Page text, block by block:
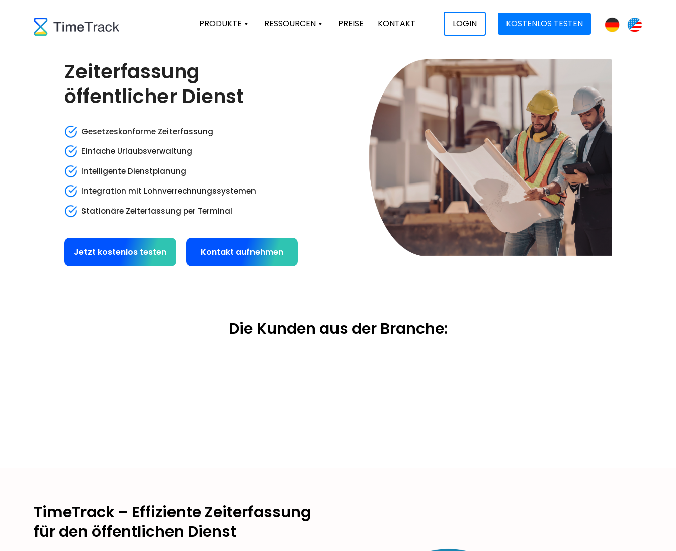
PRODUKTE RESSOURCEN PREISE KONTAKT LOGIN KOSTENLOS TESTEN
Zeiterfassung
öffentlicher Dienst
Gesetzeskonforme Zeiterfassung
Einfache Urlaubsverwaltung
Intelligente Dienstplanung
Integration mit Lohnverrechnungssystemen
Stationäre Zeiterfassung per Terminal
Jetzt kostenlos testen Kontakt aufnehmen
Die Kunden aus der Branche:
TimeTrack – Effiziente Zeiterfassung
für den öffentlichen Dienst